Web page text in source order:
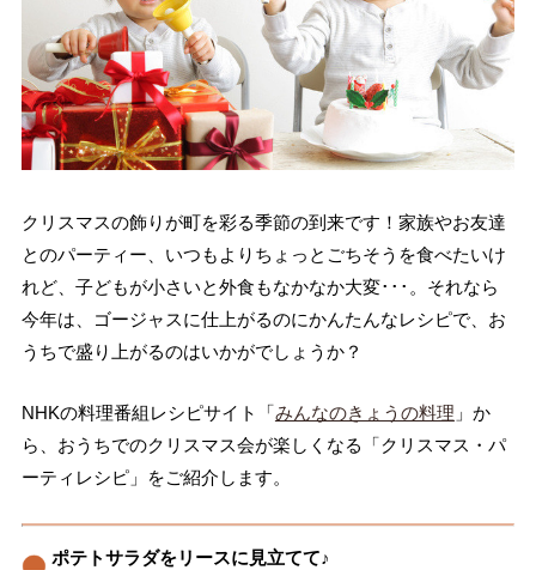
クリスマスの飾りが町を彩る季節の到来です！家族やお友達
とのパーティー、いつもよりちょっとごちそうを食べたいけ
れど、子どもが小さいと外食もなかなか大変･･･。それなら
今年は、ゴージャスに仕上がるのにかんたんなレシピで、お
うちで盛り上がるのはいかがでしょうか？
NHKの料理番組レシピサイト「 みんなのきょうの料理 」か
ら、おうちでのクリスマス会が楽しくなる「クリスマス・パ
ーティレシピ」をご紹介します。
ポテトサラダをリースに見立てて♪